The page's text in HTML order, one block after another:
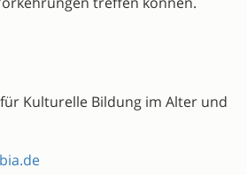
Kulturelle Bildung im Alter und